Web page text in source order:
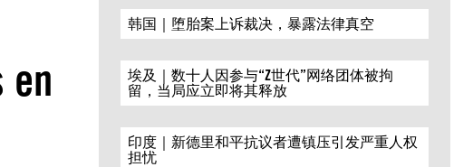
en
韩国｜堕胎案上诉裁决，暴露法律真空
埃及｜数十人因参与“Z世代”网络团体被拘
留，当局应立即将其释放
印度｜新德里和平抗议者遭镇压引发严重人权
担忧